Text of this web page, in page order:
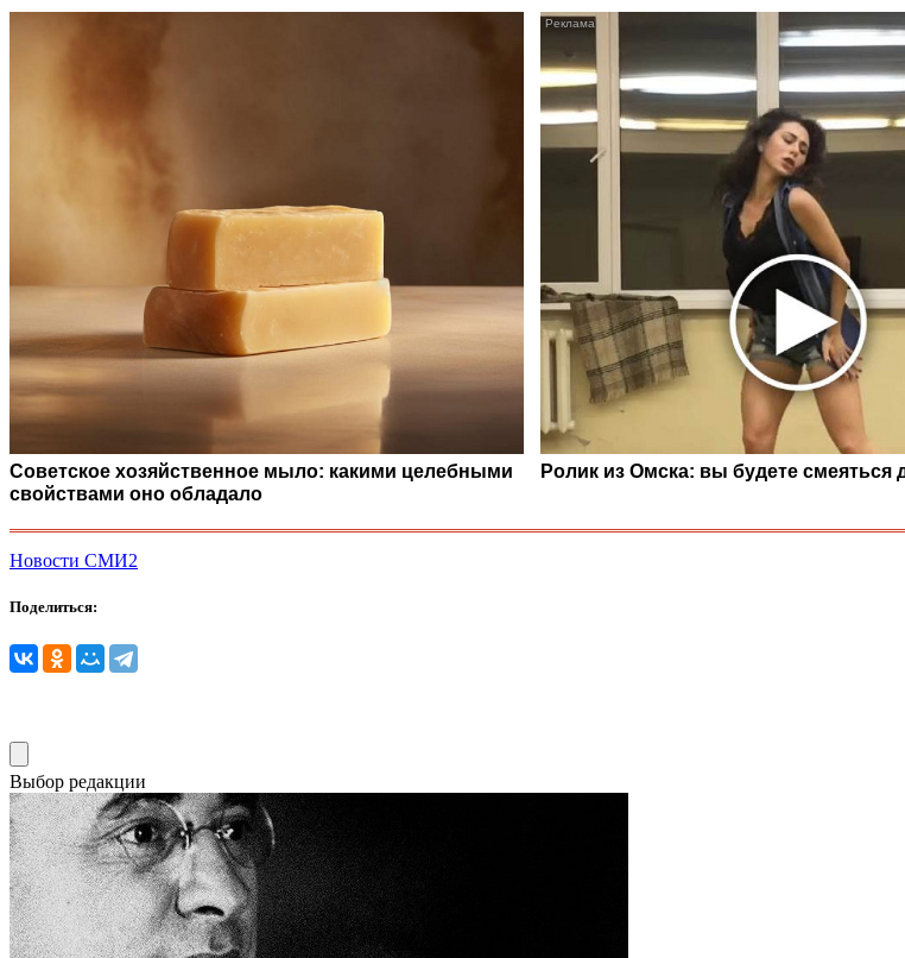
Советское хозяйственное мыло: какими целебными
свойствами оно обладало
Ролик из Омска: вы будете смеяться
Новости СМИ2
Поделиться:
Выбор редакции